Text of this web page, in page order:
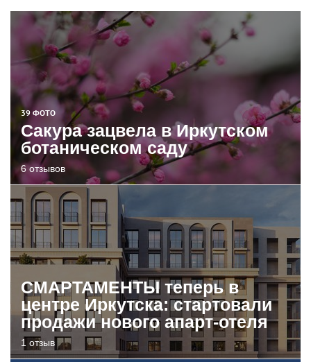
39 ФОТО
Сакура зацвела в Иркутском
ботаническом саду
6 отзывов
СМАРТАМЕНТЫ теперь в
центре Иркутска: стартовали
продажи нового апарт-отеля
1 отзыв